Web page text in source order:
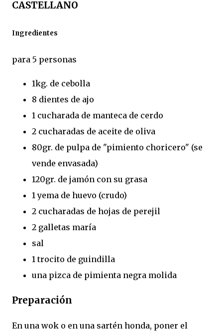
CASTELLANO
Ingredientes
para 5 personas
1kg. de cebolla
8 dientes de ajo
1 cucharada de manteca de cerdo
2 cucharadas de aceite de oliva
80gr. de pulpa de "pimiento choricero" (se
vende envasada)
120gr. de jamón con su grasa
1 yema de huevo (crudo)
2 cucharadas de hojas de perejil
2 galletas maría
sal
1 trocito de guindilla
una pizca de pimienta negra molida
Preparación
En una wok o en una sartén honda, poner el